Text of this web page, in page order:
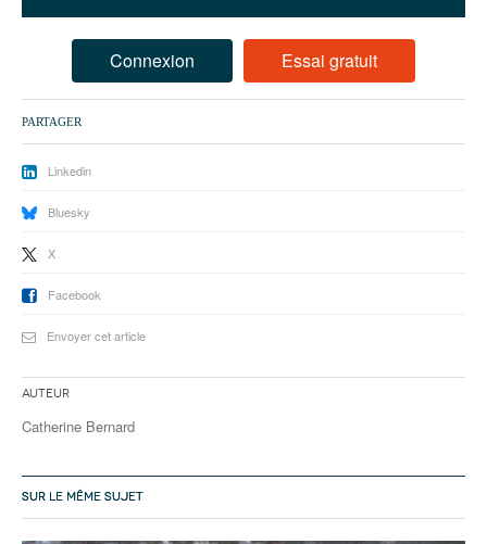
95
Connexion Essai gratuit
PARTAGER
Linkedin
Bluesky
X
Facebook
Envoyer cet article
Auteur
Catherine Bernard
SUR LE MÊME SUJET